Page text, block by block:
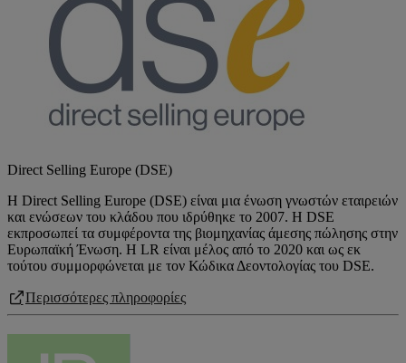
Direct Selling Europe (DSE)
Η Direct Selling Europe (DSE) είναι μια ένωση γνωστών εταιρειών
και ενώσεων του κλάδου που ιδρύθηκε το 2007. H DSE
εκπροσωπεί τα συμφέροντα της βιομηχανίας άμεσης πώλησης στην
Ευρωπαϊκή Ένωση. Η LR είναι μέλος από το 2020 και ως εκ
τούτου συμμορφώνεται με τον Κώδικα Δεοντολογίας του DSE.
Περισσότερες πληροφορίες